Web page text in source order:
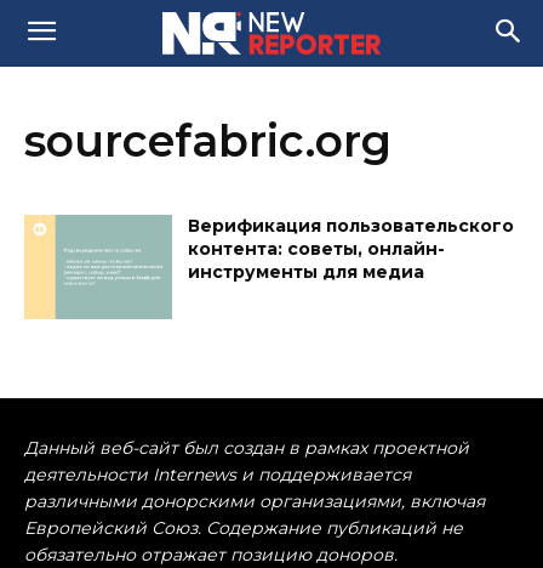
sourcefabric.org
Верификация пользовательского
контента: советы, онлайн-
инструменты для медиа
Данный веб-сайт был создан в рамках проектной
деятельности Internews и поддерживается
различными донорскими организациями, включая
Европейский Союз. Содержание публикаций не
обязательно отражает позицию доноров.